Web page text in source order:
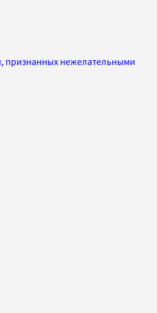
признанных нежелательными